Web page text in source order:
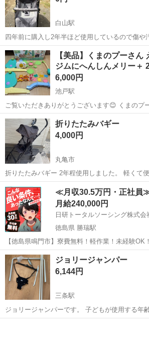
白山駅
四年前に購入し2年半ほど使用しているので傷や
面式にも変更でき背もたれの角度も調整可能 説
香川 木田郡 白山駅 ベビー用品
【美品】くまのプーさん
ジムにへんしんメリー＋
6,000円
池戸駅
ご覧いただきありがとうございます😊 くまのプーさん「えらべる回転
6WAY ジムにへんしんメリー＋」です。 2025年購入の比較的新しいモ
デルで、使用期間も短く、目立った傷や汚れもなく美
合わせて形を変えら...
香川 木田郡 池戸駅 ベビー用品
折りたたみバギー
4,000円
丸亀市
折りたたみバギー 2年程使用しました。 軽くて便利でかなり重宝しま
した。 多少の使用感はありますが 綺麗な方だと思います。 ご希望の
方は 希望日時を記入の上、メッセージください
る方のみお願いします...
香川 丸亀市 その他
≪月収30.5万円・正社員
月給240,000円
日研トータルソーシング株式会
徳島県 勝瑞駅
【徳島県鳴門市】寮費無料！軽作業！未経験OK
工・検査・梱包・データ入力《お仕事No.NS0560》 お仕事につい
マートフォンやパソコン、車などに使われるLED
とそれに付帯する作...
徳島 鳴門市 勝瑞駅 その他
ジョリージャンパー
6,144円
三条駅
ジョリージャンパーです。 子どもが使用する年齢ではなくなったた
め、出品します。 ノークレーム、ノーリ